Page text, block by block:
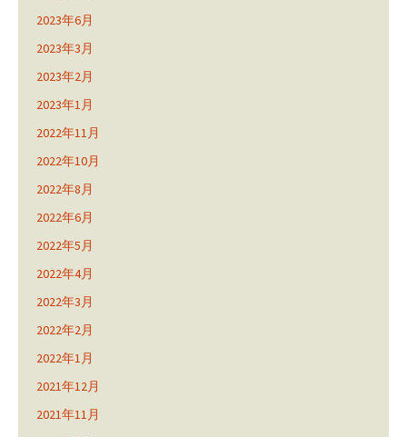
2023年6月
2023年3月
2023年2月
2023年1月
2022年11月
2022年10月
2022年8月
2022年6月
2022年5月
2022年4月
2022年3月
2022年2月
2022年1月
2021年12月
2021年11月